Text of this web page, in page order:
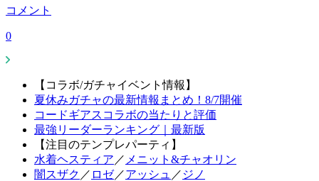
コメント
0
【コラボ/ガチャイベント情報】
夏休みガチャの最新情報まとめ！8/7開催
コードギアスコラボの当たりと評価
最強リーダーランキング｜最新版
【注目のテンプレパーティ】
水着ヘスティア ／ メニット&チャオリン
闇スザク ／ ロゼ／アッシュ ／ ジノ